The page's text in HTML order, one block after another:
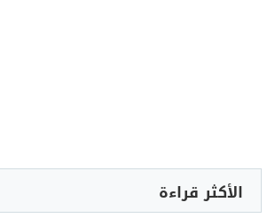
الأكثر قراءة